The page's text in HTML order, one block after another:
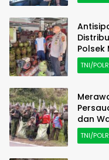
Polsek
TNI/
dan
Bersih,
TNI/